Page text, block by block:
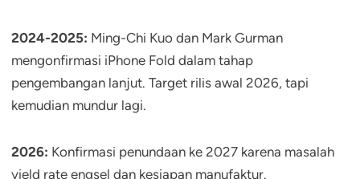
2024-2025: Ming-Chi Kuo dan Mark Gurman
mengonfirmasi iPhone Fold dalam tahap
pengembangan lanjut. Target rilis awal 2026, tapi
kemudian mundur lagi.
2026: Konfirmasi penundaan ke 2027 karena masalah
yield rate engsel dan kesiapan manufaktur.